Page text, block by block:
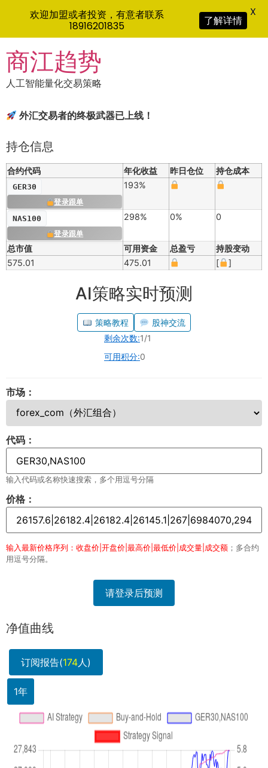
to
content
商江趋势
人工智能量化交易策略
外汇交易者的终极武器已上线！
持仓信息
合约代码 年化收益 昨日仓位 持仓成本
GER30
登录跟单
193%
NAS100
登录跟单
298% 0% 0
总市值 可用资金 总盈亏
持股变动
575.01
475.01 [ ]
AI策略实时预测
策略教程
股神交流
剩余次数:1/1
可用积分:0
市场：
代码：
输入代码或名称快速搜索，多个用逗号分隔
价格：
输入最新价格序列：收盘价|开盘价|最高价|最低价|成交量|成交额 ；多合约
用逗号分隔。
请登录后预测
净值曲线
订阅报告(174人)
1年
欢迎加盟或者投资，有意者联系
18916201835
了解详情
X